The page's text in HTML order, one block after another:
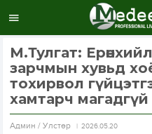
М.Тулгат:
зарчмын хувьд
тохирвол
хамтарч магадгүй
Aдмин / Улстөр 2026.05.20